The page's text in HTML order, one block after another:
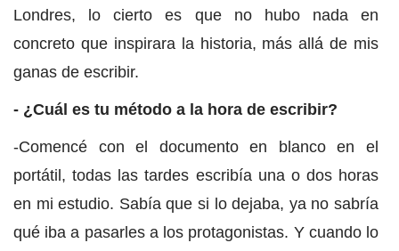
Londres, lo cierto es que no hubo nada en
concreto que inspirara la historia, más allá de mis
ganas de escribir.
- ¿Cuál es tu método a la hora de escribir?
-Comencé con el documento en blanco en el
portátil, todas las tardes escribía una o dos horas
en mi estudio. Sabía que si lo dejaba, ya no sabría
qué iba a pasarles a los protagonistas. Y cuando lo